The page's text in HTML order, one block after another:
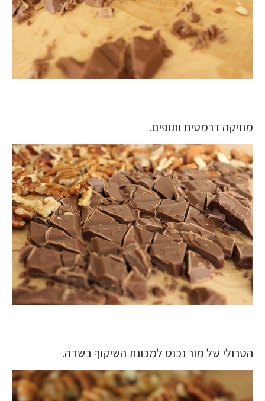
מוזיקה דרמטית ותופים.
הטרולי של מור נכנס למכונת השיקוף בשדה.